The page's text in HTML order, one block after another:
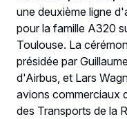
une deuxième ligne
pour la famille A320
Toulouse. La
présidée par
d'Airbus, et Lars
avions commerciaux
des Transports de la